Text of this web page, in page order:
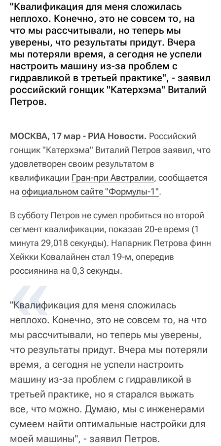
"Квалификация для меня сложилась
неплохо. Конечно, это не совсем то, на
что мы рассчитывали, но теперь мы
уверены, что результаты придут. Вчера
мы потеряли время, а сегодня не успели
настроить машину из-за проблем с
гидравликой в третьей практике", - заявил
российский гонщик "Катерхэма" Виталий
Петров.
МОСКВА, 17 мар - РИА Новости. Российский
гонщик "Катерхэма" Виталий Петров заявил, что
удовлетворен своим результатом в
квалификации Гран-при Австралии, сообщается
на официальном сайте "Формулы-1".
В субботу Петров не сумел пробиться во второй
сегмент квалификации, показав 20-е время (1
минута 29,018 секунды). Напарник Петрова финн
Хейкки Ковалайнен стал 19-м, опередив
россиянина на 0,3 секунды.
"Квалификация для меня сложилась
неплохо. Конечно, это не совсем то, на что
мы рассчитывали, но теперь мы уверены,
что результаты придут. Вчера мы потеряли
время, а сегодня не успели настроить
машину из-за проблем с гидравликой в
третьей практике, но я старался выжать
все, что можно. Думаю, мы с инженерами
сумеем найти оптимальные настройки для
моей машины", - заявил Петров.